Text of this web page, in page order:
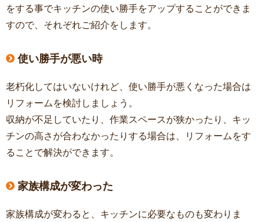
をする事でキッチンの使い勝手をアップすることができま
すので、それぞれご紹介をします。
使い勝手が悪い時
老朽化してはいないけれど、使い勝手が悪くなった場合は
リフォームを検討しましょう。
収納が不足していたり、作業スペースが狭かったり、キッ
チンの高さが合わなかったりする場合は、リフォームをす
ることで解決ができます。
家族構成が変わった
家族構成が変わると、キッチンに必要なものも変わりま